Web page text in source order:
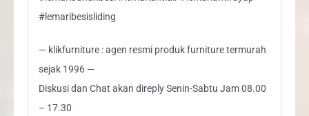
#lemaribesisliding
— klikfurniture : agen resmi produk furniture termurah
sejak 1996 —
Diskusi dan Chat akan direply Senin-Sabtu Jam 08.00
– 17.30